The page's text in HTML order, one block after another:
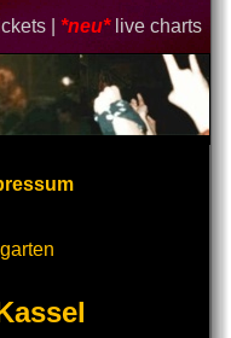
| *neu* live charts